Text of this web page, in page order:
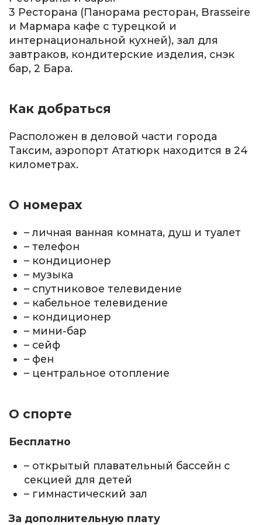
3 Ресторана (Панорама ресторан, Brasseire
и Мармара кафе с турецкой и
интернациональной кухней), зал для
завтраков, кондитерские изделия, снэк
бар, 2 Бара.
Как добраться
Расположен в деловой части города
Таксим, аэропорт Ататюрк находится в 24
километрах.
О номерах
– личная ванная комната, душ и туалет
– телефон
– кондиционер
– музыка
– спутниковое телевидение
– кабельное телевидение
– кондиционер
– мини-бар
– сейф
– фен
– центральное отопление
О спорте
Бесплатно
– открытый плавательный бассейн с
секцией для детей
– гимнастический зал
За дополнительную плату